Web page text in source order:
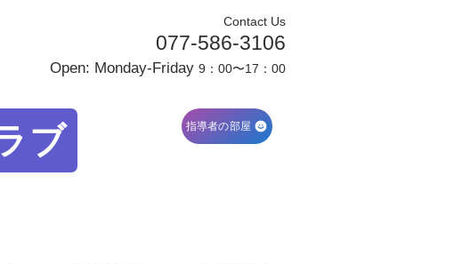
Contact Us
077-586-3106
Open: Monday-Friday 9：00〜17：00
ブ 指導者の部屋